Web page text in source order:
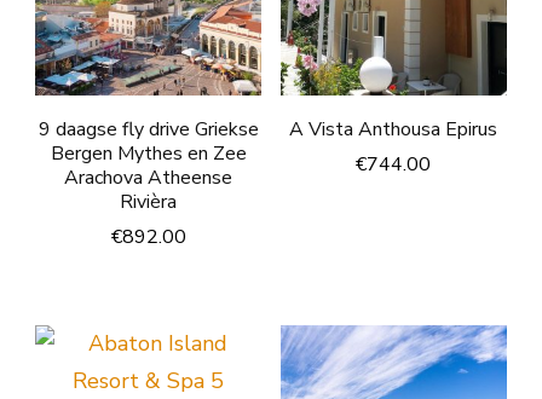
9 daagse fly drive Griekse
Bergen Mythes en Zee
Arachova Atheense
Rivièra
€892.00
A Vista Anthousa Epirus
€744.00